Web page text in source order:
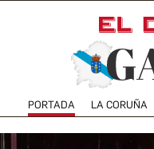
PORTADA LA CORUÑA